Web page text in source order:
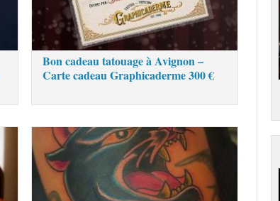
Bon cadeau tatouage à Avignon –
Carte cadeau Graphicaderme 300 €